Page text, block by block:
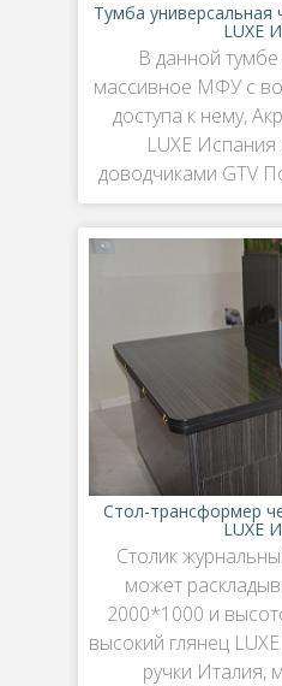
Тумба универсальная
LUXE
В данной
массивное МФУ с
доступа к нему,
LUXE
доводчиками GTV
Стол-трансформер
LUXE
Столик
может
2000*1000 и
высокий глянец
ручки Италия,